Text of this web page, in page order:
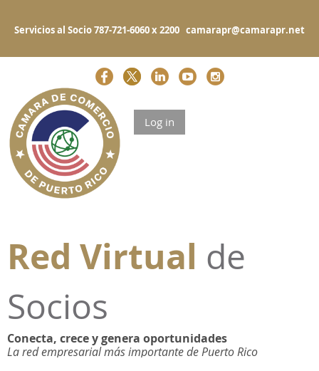
Servicios al Socio 787-721-6060 x 2200 camarapr@camarapr.net
Log in
Red Virtual de
Socios
Conecta, crece y genera oportunidades
La red empresarial más importante de Puerto Rico